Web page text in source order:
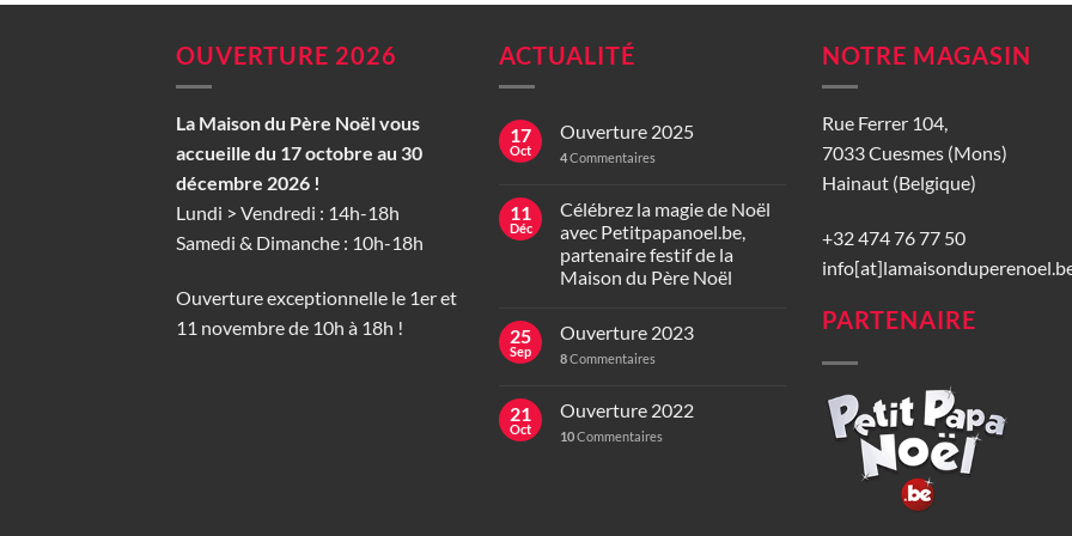
OUVERTURE 2026
La Maison du Père Noël vous
accueille du 17 octobre au 30
décembre 2026 !
Lundi > Vendredi : 14h-18h
Samedi & Dimanche : 10h-18h
Ouverture exceptionnelle le 1er et
11 novembre de 10h à 18h !
ACTUALITÉ
17
Oct
Ouverture 2025
4Commentaires
11
Déc
Célébrez la magie de Noël
avec Petitpapanoel.be,
partenaire festif de la
Maison du Père Noël
25
Sep
Ouverture 2023
8Commentaires
21
Oct
Ouverture 2022
10Commentaires
NOTRE MAGASIN
Rue Ferrer 104,
7033 Cuesmes (Mons)
Hainaut (Belgique)
+32 474 76 77 50
PARTENAIRE